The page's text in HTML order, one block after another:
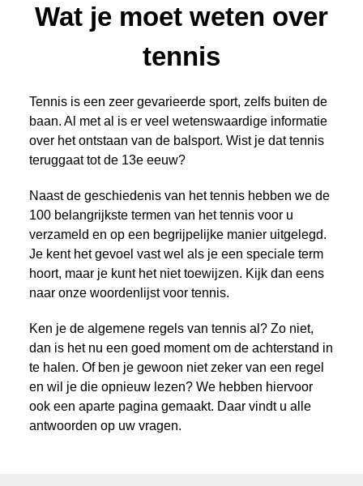
Wat je moet weten over
tennis
Tennis is een zeer gevarieerde sport, zelfs buiten de
baan. Al met al is er veel wetenswaardige informatie
over het ontstaan van de balsport. Wist je dat tennis
teruggaat tot de 13e eeuw?
Naast de geschiedenis van het tennis hebben we de
100 belangrijkste termen van het tennis voor u
verzameld en op een begrijpelijke manier uitgelegd.
Je kent het gevoel vast wel als je een speciale term
hoort, maar je kunt het niet toewijzen. Kijk dan eens
naar onze woordenlijst voor tennis.
Ken je de algemene regels van tennis al? Zo niet,
dan is het nu een goed moment om de achterstand in
te halen. Of ben je gewoon niet zeker van een regel
en wil je die opnieuw lezen? We hebben hiervoor
ook een aparte pagina gemaakt. Daar vindt u alle
antwoorden op uw vragen.